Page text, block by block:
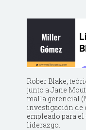
Rober Blake,
junto a Jane
malla gerencial
investigación de
empleado para
liderazgo.